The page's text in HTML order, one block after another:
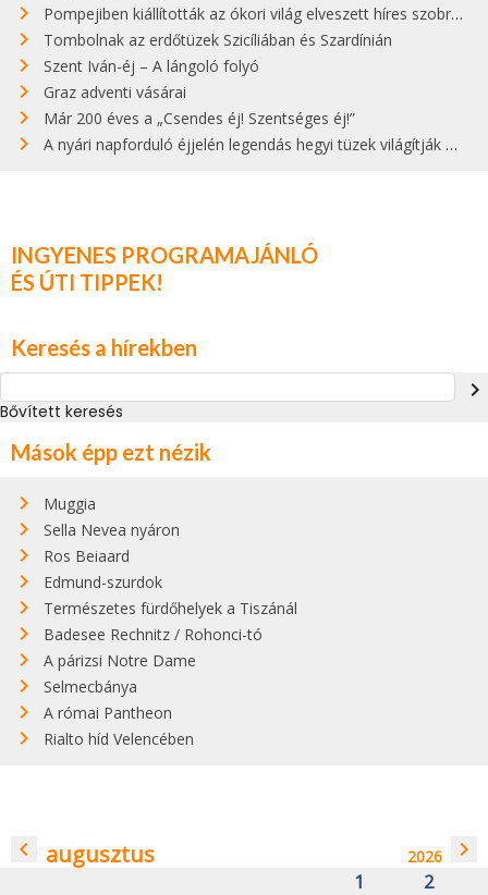
Pompejiben kiállították az ókori világ elveszett híres szobrának másolatát
Tombolnak az erdőtüzek Szicíliában és Szardínián
Szent Iván-éj – A lángoló folyó
Graz adventi vásárai
Már 200 éves a „Csendes éj! Szentséges éj!”
A nyári napforduló éjjelén legendás hegyi tüzek világítják meg Zugspitzét
INGYENES PROGRAMAJÁNLÓ
ÉS ÚTI TIPPEK!
Keresés a hírekben
navigate_next
Bővített keresés
Mások épp ezt nézik
Muggia
Sella Nevea nyáron
Ros Beiaard
Edmund-szurdok
Természetes fürdőhelyek a Tiszánál
Badesee Rechnitz / Rohonci-tó
A párizsi Notre Dame
Selmecbánya
A római Pantheon
Rialto híd Velencében
navigate_before augusztus 2026 navigate_next
1
2